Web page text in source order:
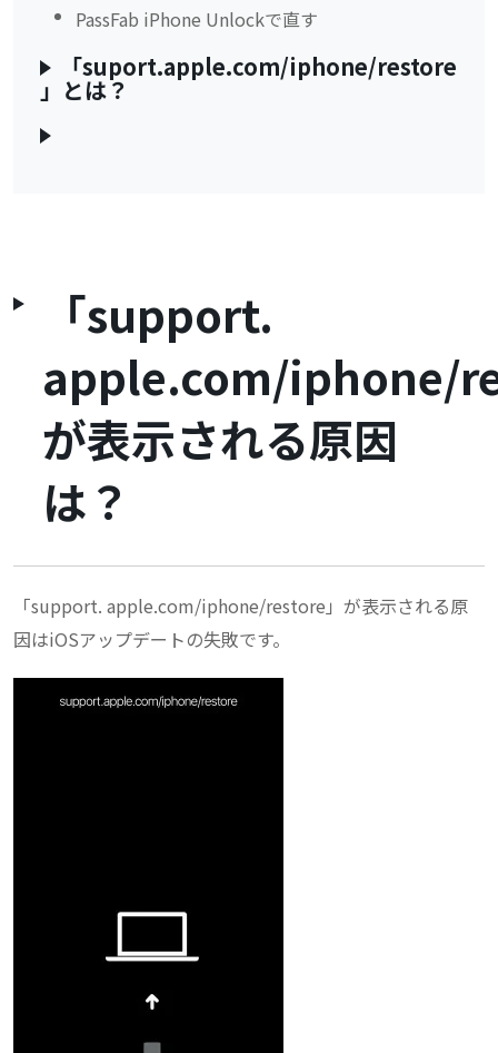
PassFab iPhone Unlockで直す
「suport.apple.com/iphone/restore
」とは？
「support.
apple.com/iphone/
が表示される原因
は？
「support. apple.com/iphone/restore」が表示される原
因はiOSアップデートの失敗です。